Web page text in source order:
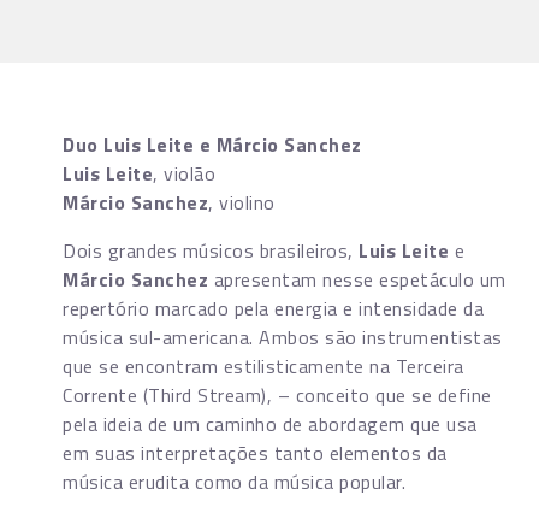
Duo Luis Leite e Márcio Sanchez
Luis Leite, violão
Márcio Sanchez, violino
Dois grandes músicos brasileiros, Luis Leite e
Márcio Sanchez apresentam nesse espetáculo um
repertório marcado pela energia e intensidade da
música sul-americana. Ambos são instrumentistas
que se encontram estilisticamente na Terceira
Corrente (Third Stream), – conceito que se define
pela ideia de um caminho de abordagem que usa
em suas interpretações tanto elementos da
música erudita como da música popular.